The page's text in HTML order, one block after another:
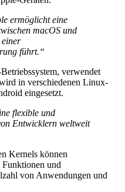
ermöglicht eine
macOS und
einer
führt.“
verwendet
in verschiedenen Linux-
eingesetzt.
flexible und
Entwicklern weltweit
Kernels können
Funktionen und
von Anwendungen und